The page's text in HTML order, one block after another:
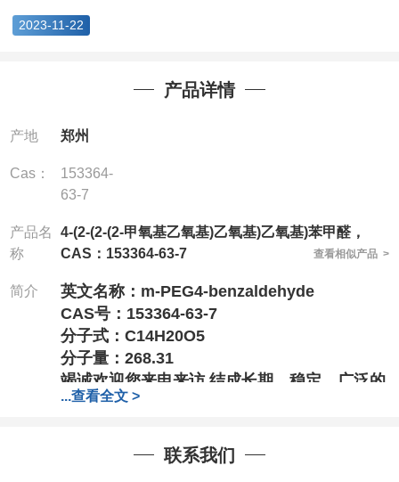
2023-11-22
产品详情
产地 郑州
Cas：
153364-
63-7
产品名
称
4-(2-(2-(2-甲氧基乙氧基)乙氧基)乙氧基)苯甲醛，
CAS：153364-63-7
查看相似产品 >
简介 英文名称： m-PEG4-benzaldehyde
CAS号：153364-63-7
分子式： C14H20O5
分子量： 268.31
竭诚欢迎您来电来访,结成长期、稳定、广泛的
战略合作关系,携手共创美好未来!
针对高校或者国家科研单位
款,产品质量好,价格好,售后服务更好!!选择阿
...查看全文 >
联系我们